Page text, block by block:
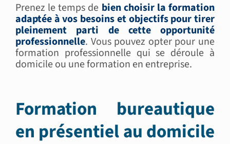
Prenez le temps de bien choisir la formation
adaptée à vos besoins et objectifs pour tirer
pleinement parti de cette opportunité
professionnelle. Vous pouvez opter pour une
formation professionnelle qui se déroule à
domicile ou une formation en entreprise.
Formation bureautique
en présentiel au domicile